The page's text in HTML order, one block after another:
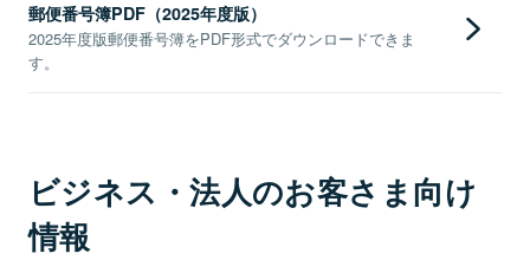
郵便番号簿PDF（2025年度版）
2025年度版郵便番号簿をPDF形式でダウンロードできま
す。
ビジネス・法人のお客さま向け
情報